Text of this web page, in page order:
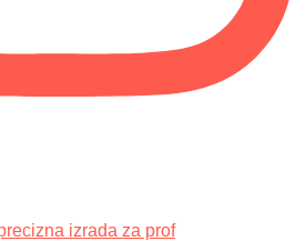
izrada za prof